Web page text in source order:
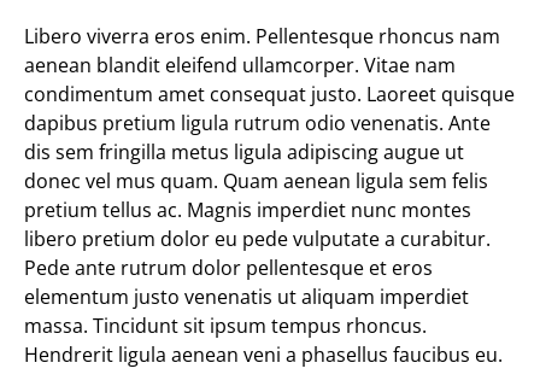
Libero viverra eros enim. Pellentesque rhoncus nam
aenean blandit eleifend ullamcorper. Vitae nam
condimentum amet consequat justo. Laoreet quisque
dapibus pretium ligula rutrum odio venenatis. Ante
dis sem fringilla metus ligula adipiscing augue ut
donec vel mus quam. Quam aenean ligula sem felis
pretium tellus ac. Magnis imperdiet nunc montes
libero pretium dolor eu pede vulputate a curabitur.
Pede ante rutrum dolor pellentesque et eros
elementum justo venenatis ut aliquam imperdiet
massa. Tincidunt sit ipsum tempus rhoncus.
Hendrerit ligula aenean veni a phasellus faucibus eu.